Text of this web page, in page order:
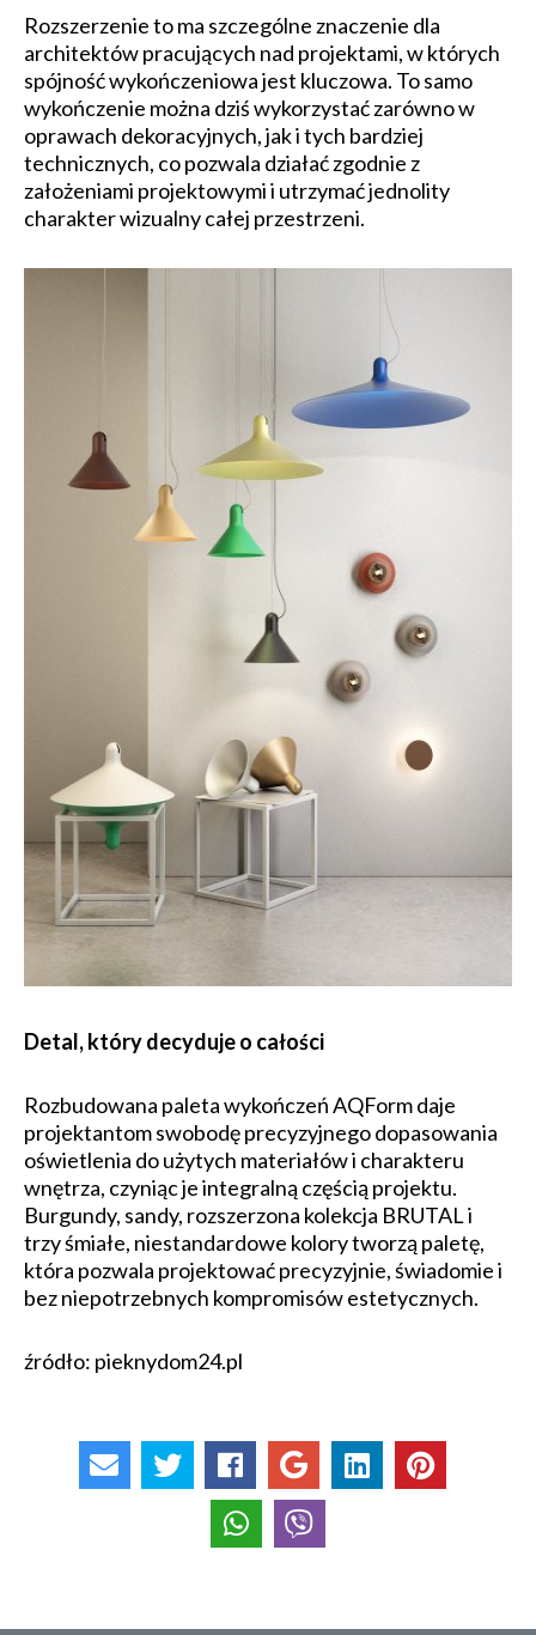
Rozszerzenie to ma szczególne znaczenie dla
architektów pracujących nad projektami, w których
spójność wykończeniowa jest kluczowa. To samo
wykończenie można dziś wykorzystać zarówno w
oprawach dekoracyjnych, jak i tych bardziej
technicznych, co pozwala działać zgodnie z
założeniami projektowymi i utrzymać jednolity
charakter wizualny całej przestrzeni.
Detal, który decyduje o całości
Rozbudowana paleta wykończeń AQForm daje
projektantom swobodę precyzyjnego dopasowania
oświetlenia do użytych materiałów i charakteru
wnętrza, czyniąc je integralną częścią projektu.
Burgundy, sandy, rozszerzona kolekcja BRUTAL i
trzy śmiałe, niestandardowe kolory tworzą paletę,
która pozwala projektować precyzyjnie, świadomie i
bez niepotrzebnych kompromisów estetycznych.
źródło: pieknydom24.pl